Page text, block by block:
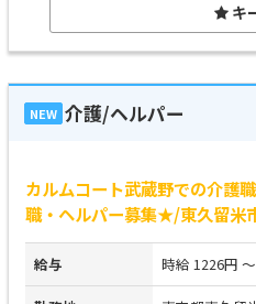
キ
NEW 介護/ヘルパー
カルムコート武蔵野での介護
職・ヘルパー募集★/東久留米
給与 時給 1226円